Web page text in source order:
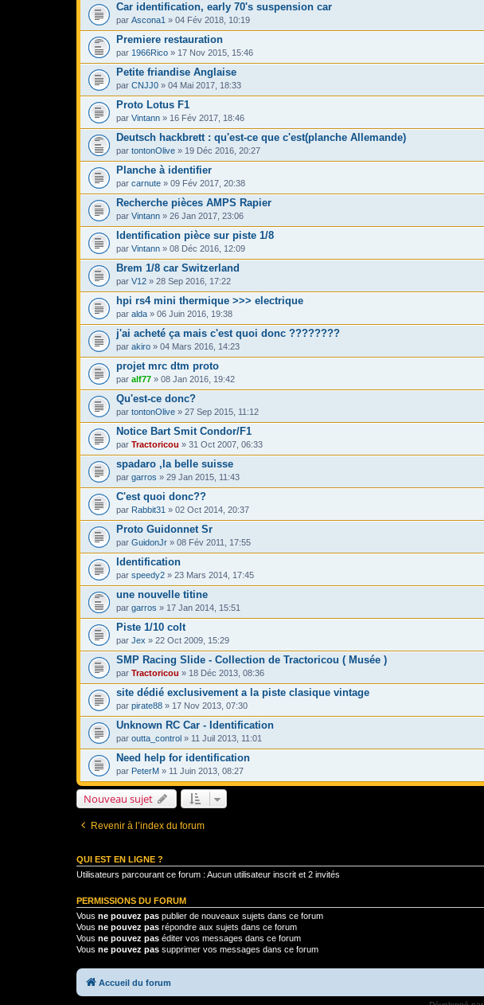
Car identification, early 70's suspension car
par Ascona1 » 04 Fév 2018, 10:19
Premiere restauration
par 1966Rico » 17 Nov 2015, 15:46
Petite friandise Anglaise
par CNJJ0 » 04 Mai 2017, 18:33
Proto Lotus F1
par Vintann » 16 Fév 2017, 18:46
Deutsch hackbrett : qu'est-ce que c'est(planche Allemande)
par tontonOlive » 19 Déc 2016, 20:27
Planche à identifier
par carnute » 09 Fév 2017, 20:38
Recherche pièces AMPS Rapier
par Vintann » 26 Jan 2017, 23:06
Identification pièce sur piste 1/8
par Vintann » 08 Déc 2016, 12:09
Brem 1/8 car Switzerland
par V12 » 28 Sep 2016, 17:22
hpi rs4 mini thermique >>> electrique
par alda » 06 Juin 2016, 19:38
j'ai acheté ça mais c'est quoi donc ????????
par akiro » 04 Mars 2016, 14:23
projet mrc dtm proto
par alf77 » 08 Jan 2016, 19:42
Qu'est-ce donc?
par tontonOlive » 27 Sep 2015, 11:12
Notice Bart Smit Condor/F1
par Tractoricou » 31 Oct 2007, 06:33
spadaro ,la belle suisse
par garros » 29 Jan 2015, 11:43
C'est quoi donc??
par Rabbit31 » 02 Oct 2014, 20:37
Proto Guidonnet Sr
par GuidonJr » 08 Fév 2011, 17:55
Identification
par speedy2 » 23 Mars 2014, 17:45
une nouvelle titine
par garros » 17 Jan 2014, 15:51
Piste 1/10 colt
par Jex » 22 Oct 2009, 15:29
SMP Racing Slide - Collection de Tractoricou ( Musée )
par Tractoricou » 18 Déc 2013, 08:36
site dédié exclusivement a la piste clasique vintage
par pirate88 » 17 Nov 2013, 07:30
Unknown RC Car - Identification
par outta_control » 11 Juil 2013, 11:01
Need help for identification
par PeterM » 11 Juin 2013, 08:27
Nouveau sujet
Revenir à l’index du forum
QUI EST EN LIGNE ?
Utilisateurs parcourant ce forum : Aucun utilisateur inscrit et 2 invités
PERMISSIONS DU FORUM
Vous ne pouvez pas publier de nouveaux sujets dans ce forum
Vous ne pouvez pas répondre aux sujets dans ce forum
Vous ne pouvez pas éditer vos messages dans ce forum
Vous ne pouvez pas supprimer vos messages dans ce forum
Accueil du forum